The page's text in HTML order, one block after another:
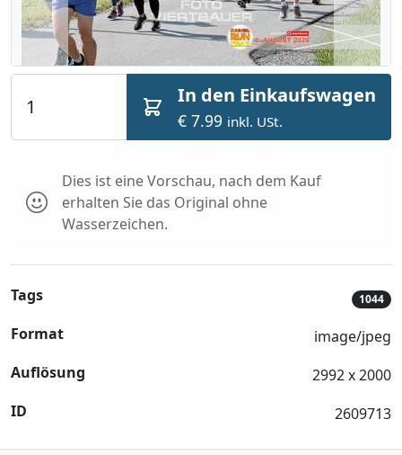
In den Einkaufswagen
€ 7.99 inkl. USt.
Dies ist eine Vorschau, nach dem Kauf
erhalten Sie das Original ohne
Wasserzeichen.
Tags 1044
Format
image/jpeg
Auflösung
2992 x 2000
ID
2609713